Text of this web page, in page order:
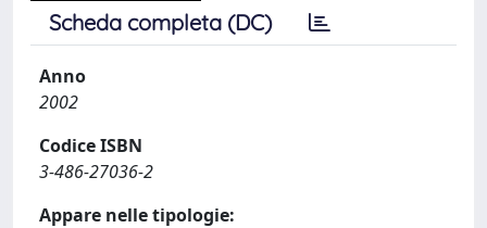
Scheda completa (DC)
Anno
2002
Codice ISBN
3-486-27036-2
Appare nelle tipologie: